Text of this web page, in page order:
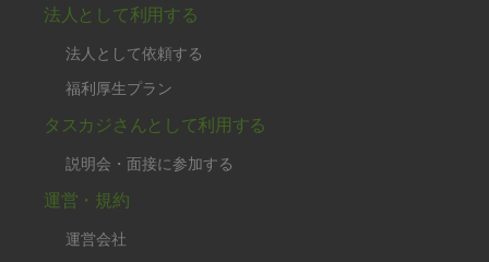
法人として利用する
法人として依頼する
福利厚生プラン
タスカジさんとして利用する
説明会・面接に参加する
運営・規約
運営会社